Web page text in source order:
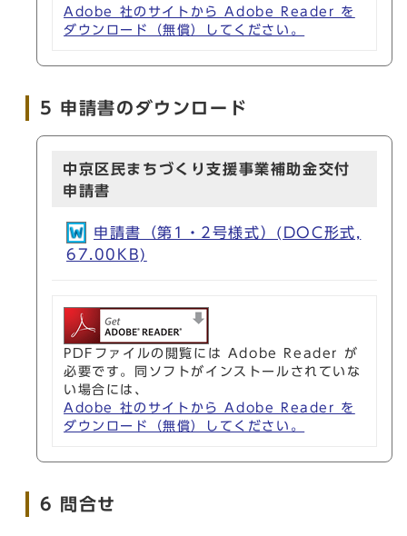
Adobe 社のサイトから Adobe Reader を
ダウンロード（無償）してください。
5 申請書のダウンロード
中京区民まちづくり支援事業補助金交付
申請書
申請書（第1・2号様式）(DOC形式,
67.00KB)
PDFファイルの閲覧には Adobe Reader が
必要です。同ソフトがインストールされていな
い場合には、
Adobe 社のサイトから Adobe Reader を
ダウンロード（無償）してください。
6 問合せ